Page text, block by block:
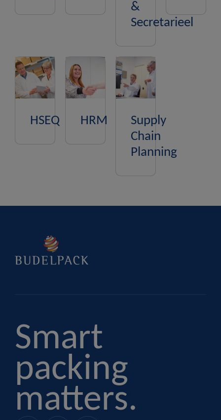
&
Secretarieel
HSEQ HRM
Supply
Chain
Planning
Smart
packing
matters.